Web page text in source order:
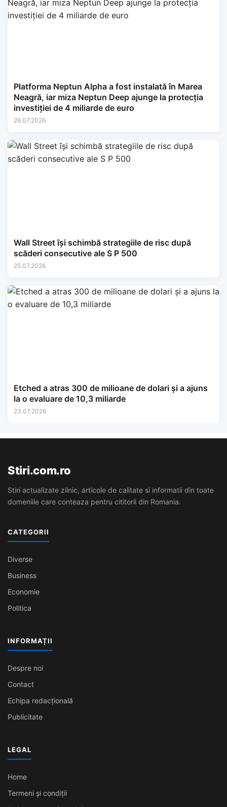
Platforma Neptun Alpha a fost instalată în Marea
Neagră, iar miza Neptun Deep ajunge la protecția
investiției de 4 miliarde de euro
26.07.2026
Wall Street își schimbă strategiile de risc după
scăderi consecutive ale S P 500
25.07.2026
Etched a atras 300 de milioane de dolari și a ajuns
la o evaluare de 10,3 miliarde
23.07.2026
Stiri.com.ro
Stiri actualizate zilnic, articole de calitate si informatii din toate
domeniile care conteaza pentru cititorii din Romania.
CATEGORII
Diverse
Business
Economie
Politica
INFORMAȚII
Despre noi
Contact
Echipa redacțională
Publicitate
LEGAL
Home
Termeni și condiții